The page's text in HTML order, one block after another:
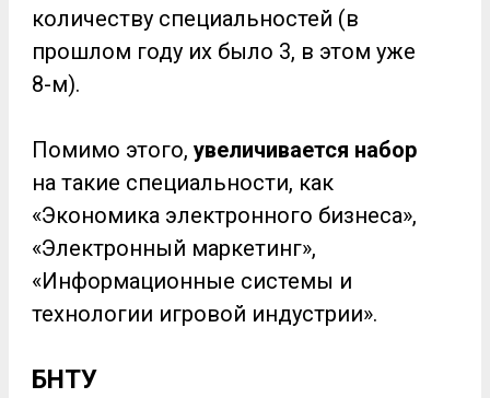
количеству специальностей (в
прошлом году их было 3, в этом уже
8-м).
Помимо этого, увеличивается набор
на такие специальности, как
«Экономика электронного бизнеса»,
«Электронный маркетинг»,
«Информационные системы и
технологии игровой индустрии».
БНТУ